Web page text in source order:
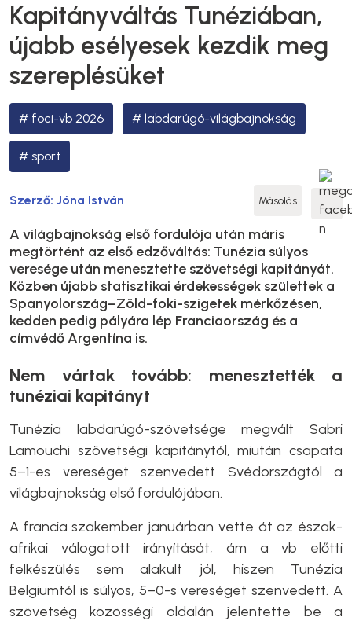
Kapitányváltás Tunéziában,
újabb esélyesek kezdik meg
szereplésüket
foci-vb 2026 labdarúgó-világbajnokság
sport
Szerző: Jóna István Másolás
A világbajnokság első fordulója után máris
megtörtént az első edzőváltás: Tunézia súlyos
veresége után menesztette szövetségi kapitányát.
Közben újabb statisztikai érdekességek születtek a
Spanyolország–Zöld-foki-szigetek mérkőzésen,
kedden pedig pályára lép Franciaország és a
címvédő Argentína is.
Nem vártak tovább: menesztették a
tunéziai kapitányt
Tunézia labdarúgó-szövetsége megvált Sabri
Lamouchi szövetségi kapitánytól, miután csapata
5–1-es vereséget szenvedett Svédországtól a
világbajnokság első fordulójában.
A francia szakember januárban vette át az észak-
afrikai válogatott irányítását, ám a vb előtti
felkészülés sem alakult jól, hiszen Tunézia
Belgiumtól is súlyos, 5–0-s vereséget szenvedett. A
szövetség közösségi oldalán jelentette be a